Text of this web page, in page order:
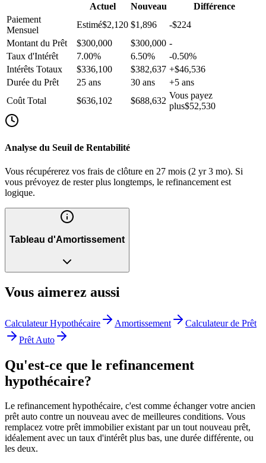
Actuel Nouveau
Différence
Paiement
Mensuel
Estimé$2,120 $1,896 -$224
Montant du Prêt
$300,000 $300,000 -
Taux d'Intérêt
7.00% 6.50% -0.50%
Intérêts Totaux
$336,100 $382,637 +$46,536
Durée du Prêt
25 ans 30 ans +5 ans
Coût Total
$636,102 $688,632
Vous payez
plus$52,530
Analyse du Seuil de Rentabilité
Vous récupérerez vos frais de clôture en 27 mois (2 yr 3 mo). Si
vous prévoyez de rester plus longtemps, le refinancement est
logique.
Tableau d'Amortissement
Vous aimerez aussi
Calculateur Hypothécaire Amortissement
Calculateur de Prêt
Prêt Auto
Qu'est-ce que le refinancement
hypothécaire?
Le refinancement hypothécaire, c'est comme échanger votre ancien
prêt auto contre un nouveau avec de meilleures conditions. Vous
remplacez votre prêt immobilier existant par un tout nouveau prêt,
idéalement avec un taux d'intérêt plus bas, une durée différente, ou
les deux.